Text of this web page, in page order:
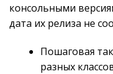
консольными
дата их релиза не
Пошаговая
разных